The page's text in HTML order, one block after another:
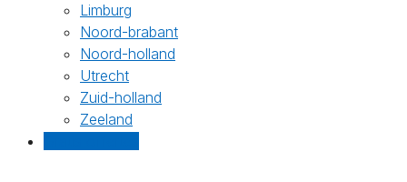
Limburg
Noord-brabant
Noord-holland
Utrecht
Zuid-holland
Zeeland